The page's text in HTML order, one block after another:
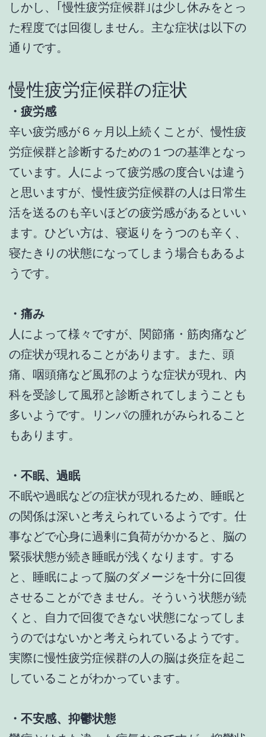
しかし、｢慢性疲労症候群｣は少し休みをとっ
た程度では回復しません。主な症状は以下の
通りです。
慢性疲労症候群の症状
・疲労感
辛い疲労感が６ヶ月以上続くことが、慢性疲
労症候群と診断するための１つの基準となっ
ています。人によって疲労感の度合いは違う
と思いますが、慢性疲労症候群の人は日常生
活を送るのも辛いほどの疲労感があるといい
ます。ひどい方は、寝返りをうつのも辛く、
寝たきりの状態になってしまう場合もあるよ
うです。
・痛み
人によって様々ですが、関節痛・筋肉痛など
の症状が現れることがあります。また、頭
痛、咽頭痛など風邪のような症状が現れ、内
科を受診して風邪と診断されてしまうことも
多いようです。リンパの腫れがみられること
もあります。
・不眠、過眠
不眠や過眠などの症状が現れるため、睡眠と
の関係は深いと考えられているようです。仕
事などで心身に過剰に負荷がかかると、脳の
緊張状態が続き睡眠が浅くなります。する
と、睡眠によって脳のダメージを十分に回復
させることができません。そういう状態が続
くと、自力で回復できない状態になってしま
うのではないかと考えられているようです。
実際に慢性疲労症候群の人の脳は炎症を起こ
していることがわかっています。
・不安感、抑鬱状態